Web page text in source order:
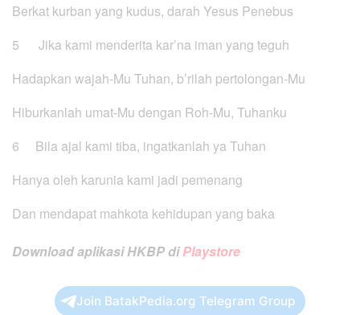
Berkat kurban yang kudus, darah Yesus Penebus
5 Jika kami menderita kar’na iman yang teguh
Hadapkan wajah-Mu Tuhan, b’rilah pertolongan-Mu
Hiburkanlah umat-Mu dengan Roh-Mu, Tuhanku
6 Bila ajal kami tiba, ingatkanlah ya Tuhan
Hanya oleh karunia kami jadi pemenang
Dan mendapat mahkota kehidupan yang baka
Download aplikasi HKBP diPlaystore
Join BatakPedia.org Telegram Group